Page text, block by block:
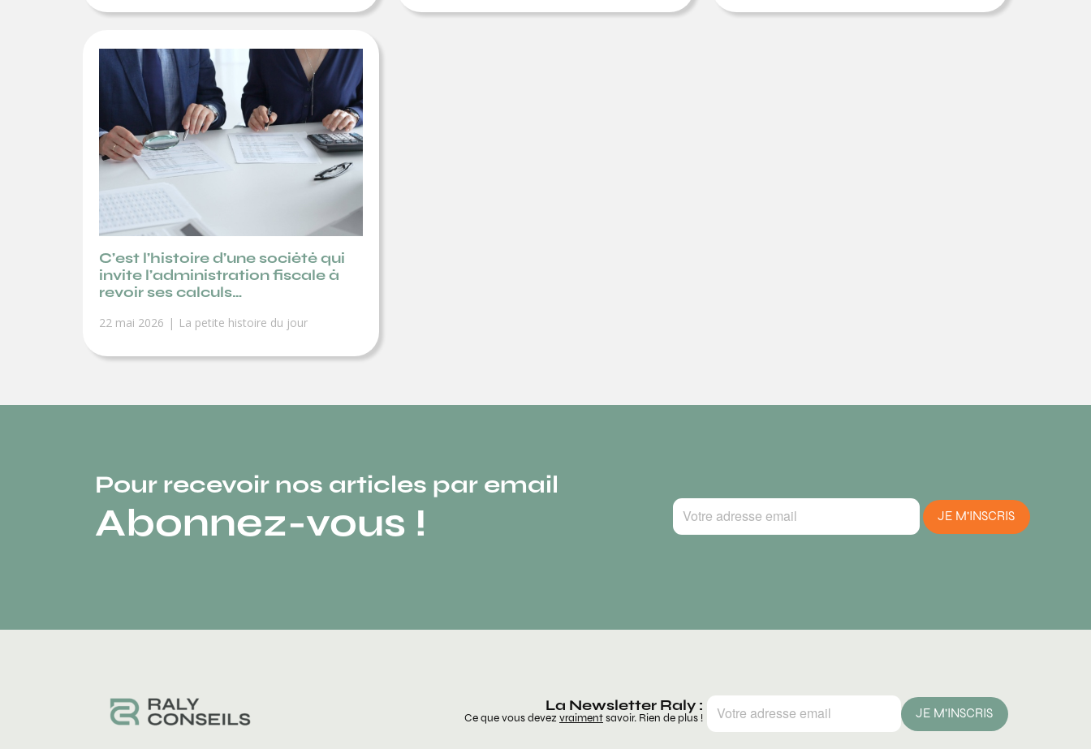
C’est l’histoire d’une société qui
invite l’administration fiscale à
revoir ses calculs…
22 mai 2026 La petite histoire du jour
Pour recevoir nos articles par email
Abonnez-vous ! JE M'INSCRIS
La Newsletter Raly :
Ce que vous devezvraimentsavoir. Rien de plus ! JE M'INSCRIS